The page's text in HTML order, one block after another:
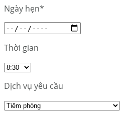
Ngày hẹn*
Thời gian
Dịch vụ yêu cầu